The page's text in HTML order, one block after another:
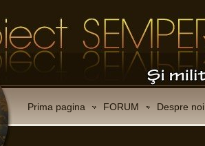
Prima pagina FORUM Despre noi